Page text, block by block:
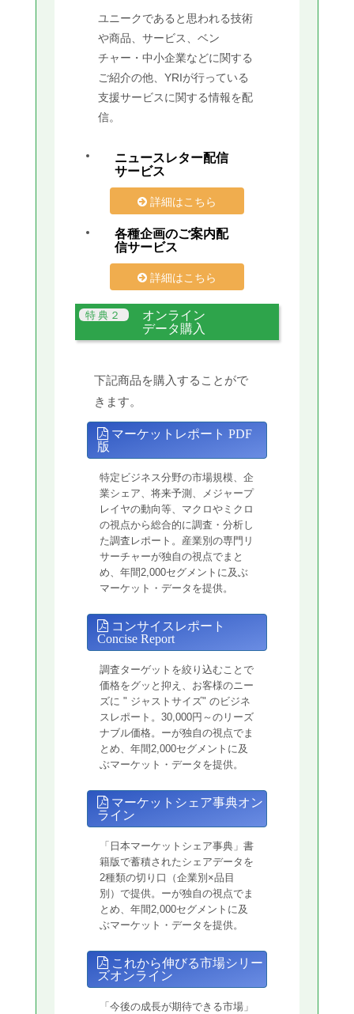
ユニークであると思われる技術
や商品、サービス、ベン
チャー・中小企業などに関する
ご紹介の他、YRIが行っている
支援サービスに関する情報を配
信。
ニュースレター配信
サービス
詳細はこちら
各種企画のご案内配
信サービス
詳細はこちら
オンライン
データ購入
下記商品を購入することがで
きます。
マーケットレポート PDF
版
特定ビジネス分野の市場規模、企
業シェア、将来予測、メジャープ
レイヤの動向等、マクロやミクロ
の視点から総合的に調査・分析し
た調査レポート。産業別の専門リ
サーチャーが独自の視点でまと
め、年間2,000セグメントに及ぶ
マーケット・データを提供。
コンサイスレポート
Concise Report
調査ターゲットを絞り込むことで
価格をグッと抑え、お客様のニー
ズに " ジャストサイズ" のビジネ
スレポート。30,000円～のリーズ
ナブル価格。ーが独自の視点でま
とめ、年間2,000セグメントに及
ぶマーケット・データを提供。
マーケットシェア事典オン
ライン
「日本マーケットシェア事典」書
籍版で蓄積されたシェアデータを
2種類の切り口（企業別×品目
別）で提供。ーが独自の視点でま
とめ、年間2,000セグメントに及
ぶマーケット・データを提供。
これから伸びる市場シリー
ズオンライン
「今後の成長が期待できる市場」